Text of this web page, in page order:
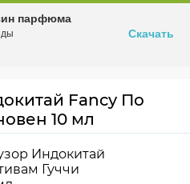
11, к. 1
Fancy По
10 мл
парфюма
Скачать